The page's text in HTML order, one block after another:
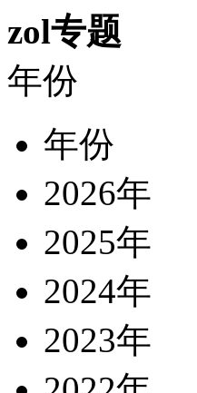
zol专题
年份
年份
2026年
2025年
2024年
2023年